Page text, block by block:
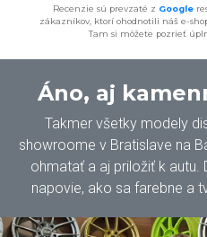
Recenzie sú prevzaté z Google
zákazníkov, ktorí ohodnotili náš e-
Tam si môžete pozrieť
Áno, aj
Takmer všetky modely
showroome v Bratislave na
ohmatať a aj priložiť k autu.
napovie, ako sa farebne a